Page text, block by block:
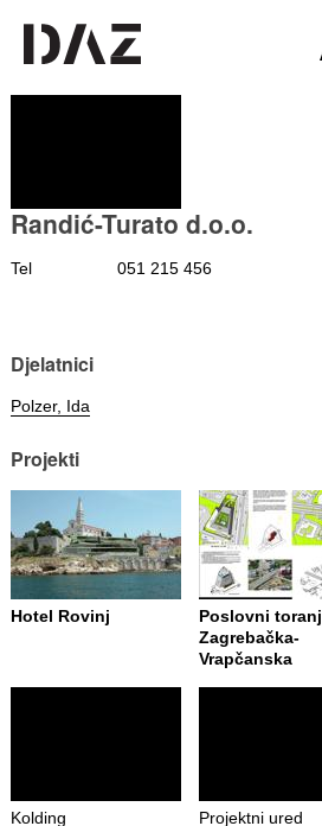
Randić-Turato d.o.o.
Tel 051 215 456
Djelatnici
Polzer, Ida
Projekti
Hotel Rovinj
Poslovni toranj
Zagrebačka-
Vrapčanska
Kolding
Projektni ured